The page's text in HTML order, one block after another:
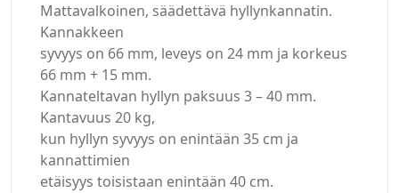
Mattavalkoinen, säädettävä hyllynkannatin.
Kannakkeen
syvyys on 66 mm, leveys on 24 mm ja korkeus
66 mm + 15 mm.
Kannateltavan hyllyn paksuus 3 – 40 mm.
Kantavuus 20 kg,
kun hyllyn syvyys on enintään 35 cm ja
kannattimien
etäisyys toisistaan enintään 40 cm.